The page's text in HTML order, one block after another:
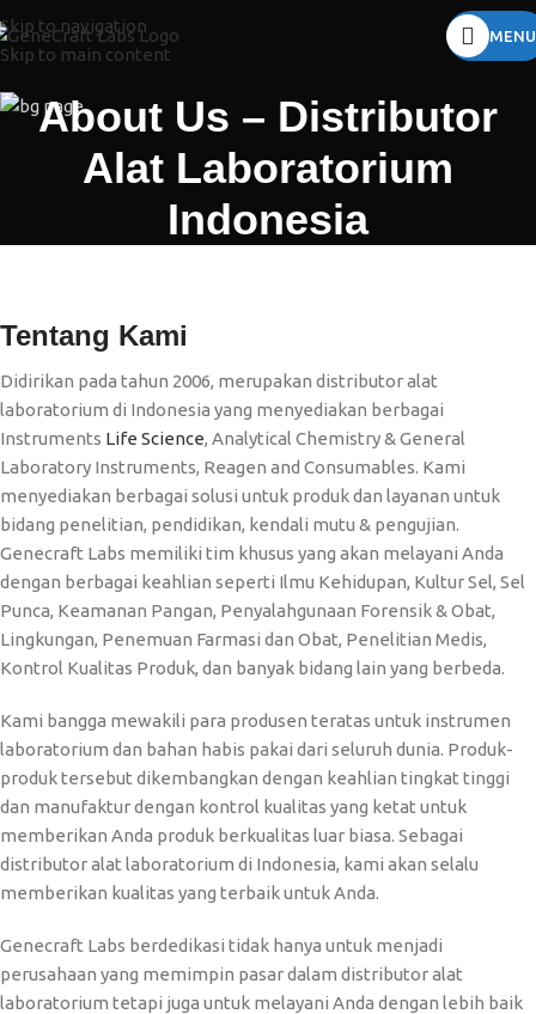
Skip to navigation
Skip to main content
MENU
About Us – Distributor
Alat Laboratorium
Indonesia
Tentang Kami
Didirikan pada tahun 2006, merupakan distributor alat
laboratorium di Indonesia yang menyediakan berbagai
Instruments Life Science, Analytical Chemistry & General
Laboratory Instruments, Reagen and Consumables. Kami
menyediakan berbagai solusi untuk produk dan layanan untuk
bidang penelitian, pendidikan, kendali mutu & pengujian.
Genecraft Labs memiliki tim khusus yang akan melayani Anda
dengan berbagai keahlian seperti Ilmu Kehidupan, Kultur Sel, Sel
Punca, Keamanan Pangan, Penyalahgunaan Forensik & Obat,
Lingkungan, Penemuan Farmasi dan Obat, Penelitian Medis,
Kontrol Kualitas Produk, dan banyak bidang lain yang berbeda.
Kami bangga mewakili para produsen teratas untuk instrumen
laboratorium dan bahan habis pakai dari seluruh dunia. Produk-
produk tersebut dikembangkan dengan keahlian tingkat tinggi
dan manufaktur dengan kontrol kualitas yang ketat untuk
memberikan Anda produk berkualitas luar biasa. Sebagai
distributor alat laboratorium di Indonesia, kami akan selalu
memberikan kualitas yang terbaik untuk Anda.
Genecraft Labs berdedikasi tidak hanya untuk menjadi
perusahaan yang memimpin pasar dalam distributor alat
laboratorium tetapi juga untuk melayani Anda dengan lebih baik